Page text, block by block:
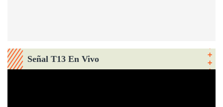
Señal T13 En Vivo